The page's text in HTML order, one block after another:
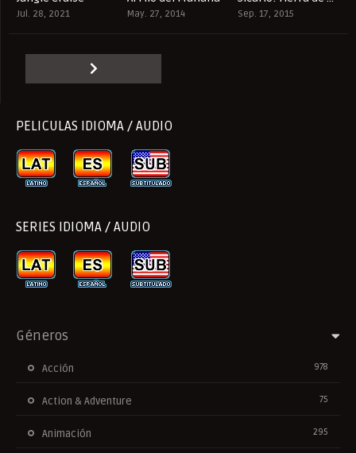
Jul. 28, 2021 May. 27, 2014 Sep. 17, 2015
PELICULAS IDIOMA / AUDIO
SERIES IDIOMA / AUDIO
Géneros
Acción 978
Action & Adventure 75
Animación 295